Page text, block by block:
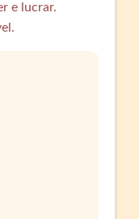
e lucrar.